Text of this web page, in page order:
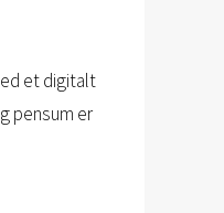
et digitalt
pensum er